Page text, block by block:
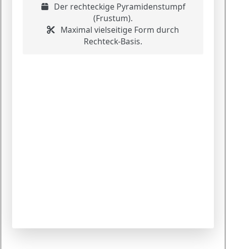
Der rechteckige Pyramidenstumpf
(Frustum).
Maximal vielseitige Form durch
Rechteck-Basis.